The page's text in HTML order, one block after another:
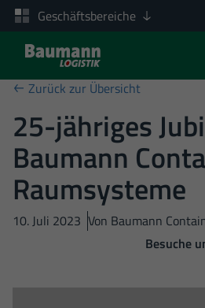
Zum Inhalt springen
Geschäftsbereiche
Zurück zur Übersicht
25-jähriges
Baumann
Raumsysteme
10. Juli 2023 Von Baumann
Besuche